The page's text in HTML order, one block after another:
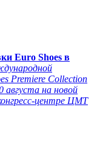
Euro Shoes в
Premiere Collection
августа на новой
центре ЦМТ